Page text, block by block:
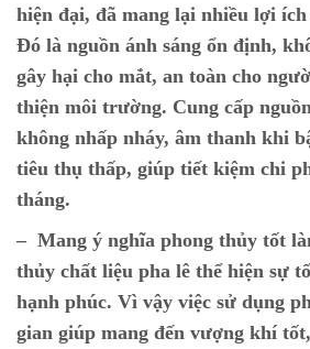
hiện đại, đã mang lại nhiều lợi
Đó là nguồn ánh sáng ổn định,
gây hại cho mắt, an toàn cho
thiện môi trường. Cung cấp
không nhấp nháy, âm thanh khi
tiêu thụ thấp, giúp tiết kiệm chi
tháng.
– Mang ý nghĩa phong thủy tốt
thủy chất liệu pha lê thể hiện sự
hạnh phúc. Vì vậy việc sử dụng
gian giúp mang đến vượng khí